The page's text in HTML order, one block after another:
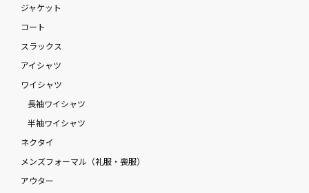
ジャケット
コート
スラックス
アイシャツ
ワイシャツ
長袖ワイシャツ
半袖ワイシャツ
ネクタイ
メンズフォーマル（礼服・喪服）
アウター